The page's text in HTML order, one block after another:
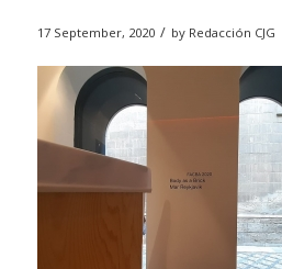
17 September, 2020 / by Redacción CJG